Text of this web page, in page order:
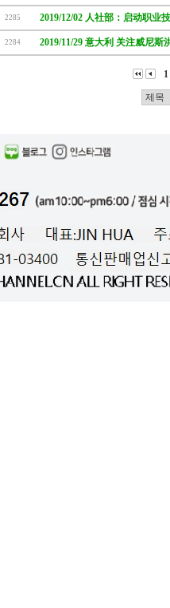
2285 2019/12/02 人社部：启动职业
2284 2019/11/29 意大利 关注威尼